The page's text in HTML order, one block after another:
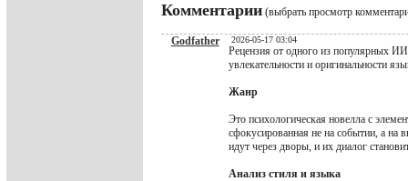
Комментарии (выбрать просмотр
Godfather 2026-05-17 03:04
Рецензия от одного из популярных
увлекательности и оригинальности
Жанр
Это психологическая новелла с
сфокусированная не на событии, а на
идут через дворы, и их диалог
Анализ стиля и языка